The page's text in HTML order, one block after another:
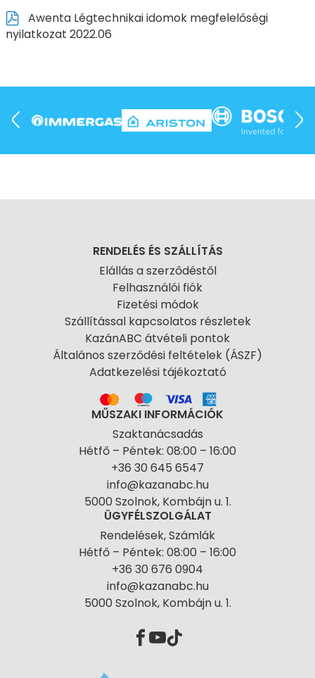
Awenta Légtechnikai idomok megfelelőségi
nyilatkozat 2022.06
RENDELÉS ÉS SZÁLLÍTÁS
Elállás a szerződéstől
Felhasználói fiók
Fizetési módok
Szállítással kapcsolatos részletek
KazánABC átvételi pontok
Általános szerződési feltételek (ÁSZF)
Adatkezelési tájékoztató
MŰSZAKI INFORMÁCIÓK
Szaktanácsadás
Hétfő – Péntek: 08:00 – 16:00
+36 30 645 6547
info@kazanabc.hu
5000 Szolnok, Kombájn u. 1.
ÜGYFÉLSZOLGÁLAT
Rendelések, Számlák
Hétfő – Péntek: 08:00 – 16:00
+36 30 676 0904
info@kazanabc.hu
5000 Szolnok, Kombájn u. 1.